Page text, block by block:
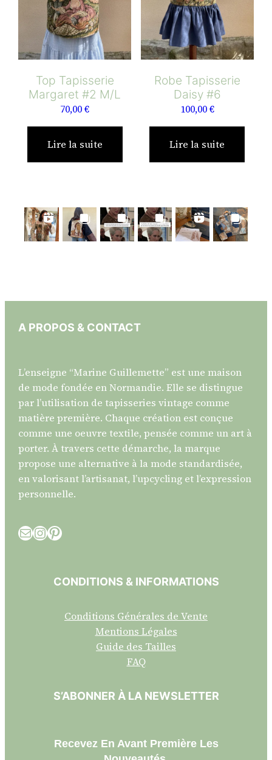
Top Tapisserie
Margaret #2 M/L
70,00€
Lire la suite
Robe Tapisserie
Daisy #6
100,00€
Lire la suite
A PROPOS & CONTACT
L’enseigne “Marine Guillemette” est une maison
de mode fondée en Normandie. Elle se distingue
par l’utilisation de tapisseries vintage comme
matière première. Chaque création est conçue
comme une oeuvre textile, pensée comme un art à
porter. À travers cette démarche, la marque
propose une alternative à la mode standardisée,
en valorisant l’artisanat, l’upcycling et l’expression
personnelle.
E-mail InstagramPinterest
CONDITIONS & INFORMATIONS
Conditions Générales de Vente
Mentions Légales
Guide des Tailles
FAQ
S’ABONNER À LA NEWSLETTER
Recevez En Avant Première Les